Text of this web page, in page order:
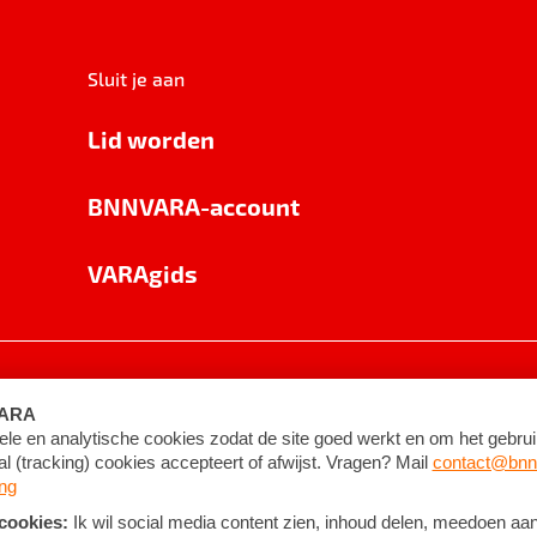
Sluit je aan
Lid worden
BNNVARA-account
VARAgids
©2026BNNVARA